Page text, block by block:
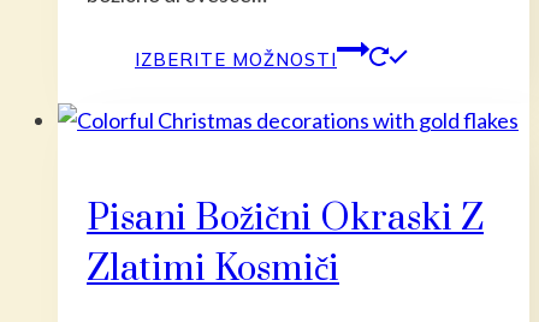
IZBERITE MOŽNOSTI
ima
Pisani Božični Okraski Z
Zlatimi Kosmiči